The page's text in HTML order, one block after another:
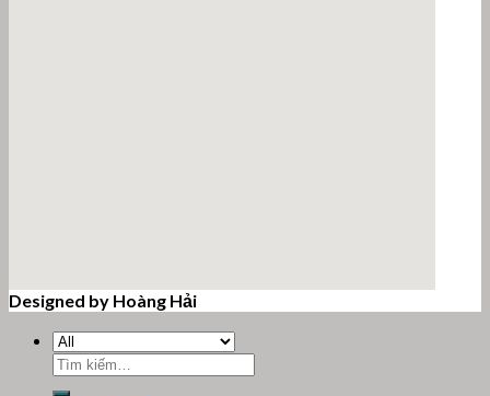
Designed by Hoàng Hải
Tìm
kiếm: